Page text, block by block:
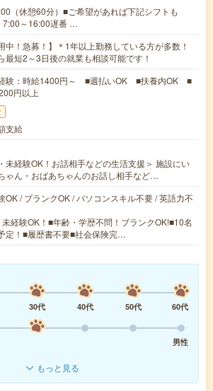
（休憩60分）■ご希望があれば下記シフトも
7:00～16:00遅番 …
中！急募！】＊1年以上勤務している方が多数！
最短2～3日後の就業も相談可能です！
験：時給1400円～ ■週払いOK ■扶養内OK ■
円以上
支給
未経験OK！お話相手などの生活支援＞ 施設にい
ゃん・おばあちゃんのお話し相手など…
OK / ブランクOK / パソコンスキル不要 / 英語力不
経験OK！■年齢・学歴不問！ブランクOK!■10名
定！■履歴書不要■社会保険完…
30代 40代 50代
60代
男性
もっと見る